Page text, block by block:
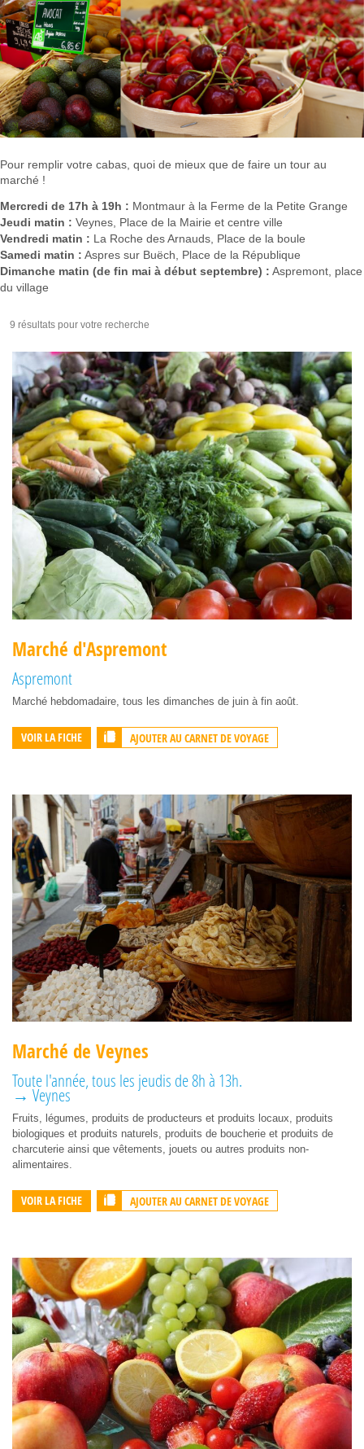
Pour remplir votre cabas, quoi de mieux que de faire un tour au
marché !
Mercredi de 17h à 19h : Montmaur à la Ferme de la Petite Grange
Jeudi matin : Veynes, Place de la Mairie et centre ville
Vendredi matin : La Roche des Arnauds, Place de la boule
Samedi matin : Aspres sur Buëch, Place de la République
Dimanche matin (de fin mai à début septembre) : Aspremont, place
du village
9 résultats pour votre recherche
Marché d'Aspremont
Aspremont
Marché hebdomadaire, tous les dimanches de juin à fin août.
VOIR LA FICHE AJOUTER AU CARNET DE VOYAGE
Marché de Veynes
Toute l'année, tous les jeudis de 8h à 13h.
→ Veynes
Fruits, légumes, produits de producteurs et produits locaux, produits
biologiques et produits naturels, produits de boucherie et produits de
charcuterie ainsi que vêtements, jouets ou autres produits non-
alimentaires.
VOIR LA FICHE AJOUTER AU CARNET DE VOYAGE